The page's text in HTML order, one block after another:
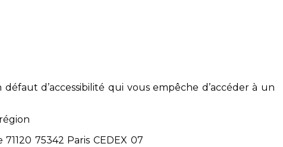
d’accessibilité qui vous empêche d’accéder à un
75342 Paris CEDEX 07